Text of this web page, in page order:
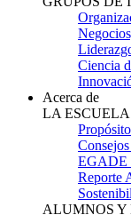
Ciencia
Acerca de
LA ESCUELA
Propósito
EGADE
Reporte
ALUMNOS Y